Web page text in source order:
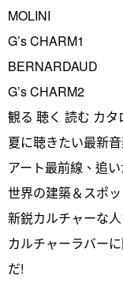
MOLINI
G’s CHARM1
BERNARDAUD
G’s CHARM2
観る 聴く 読む カ
夏に聴きたい最新
アート最前線、追
世界の建築＆スポ
新鋭カルチャーな
カルチャーラバー
だ!